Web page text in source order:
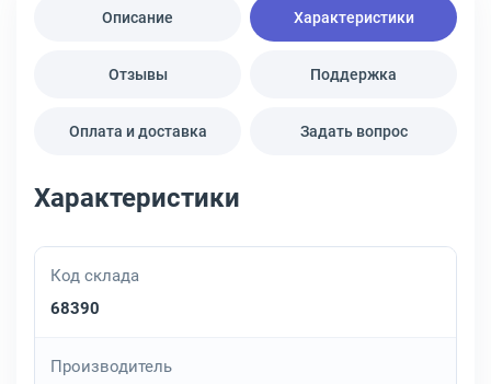
Описание Характеристики
Отзывы Поддержка
Оплата и доставка Задать вопрос
Характеристики
Код склада
68390
Производитель